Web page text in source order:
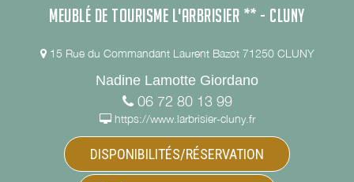
MEUBLÉ DE TOURISME L'ARBRISIER ** - CLUNY
15 Rue du Commandant Laurent Bazot 71250 CLUNY
Nadine Lamotte Giordano
06 72 80 13 99
https://www.larbrisier-cluny.fr
DISPONIBILITÉS/RÉSERVATION